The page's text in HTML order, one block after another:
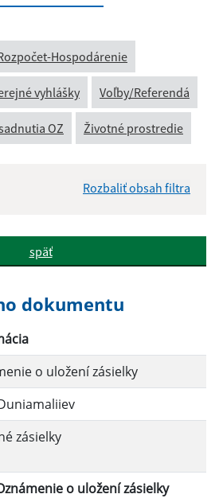
Hospodárenie
vyhlášky Voľby/Referendá
OZ Životné prostredie
Rozbaliť obsah filtra
späť
dokumentu
o uložení zásielky
zásielky
o uložení zásielky